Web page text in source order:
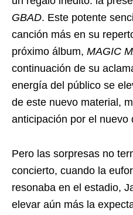
GBAD. Este potente
canción más en su
próximo álbum, MAGIC
continuación de su
energía del público se
de este nuevo material,
anticipación por el nuevo
Pero las sorpresas no
concierto, cuando la
resonaba en el estadio,
elevar aún más la